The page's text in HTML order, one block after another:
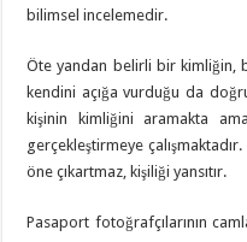
bilimsel incelemedir.
Öte yandan belirli bir kimliğin,
kendini açığa vurduğu da
kişinin kimliğini aramakta
gerçekleştirmeye
öne çıkartmaz, kişiliği yansıtır.
Pasaport fotoğrafçılarının